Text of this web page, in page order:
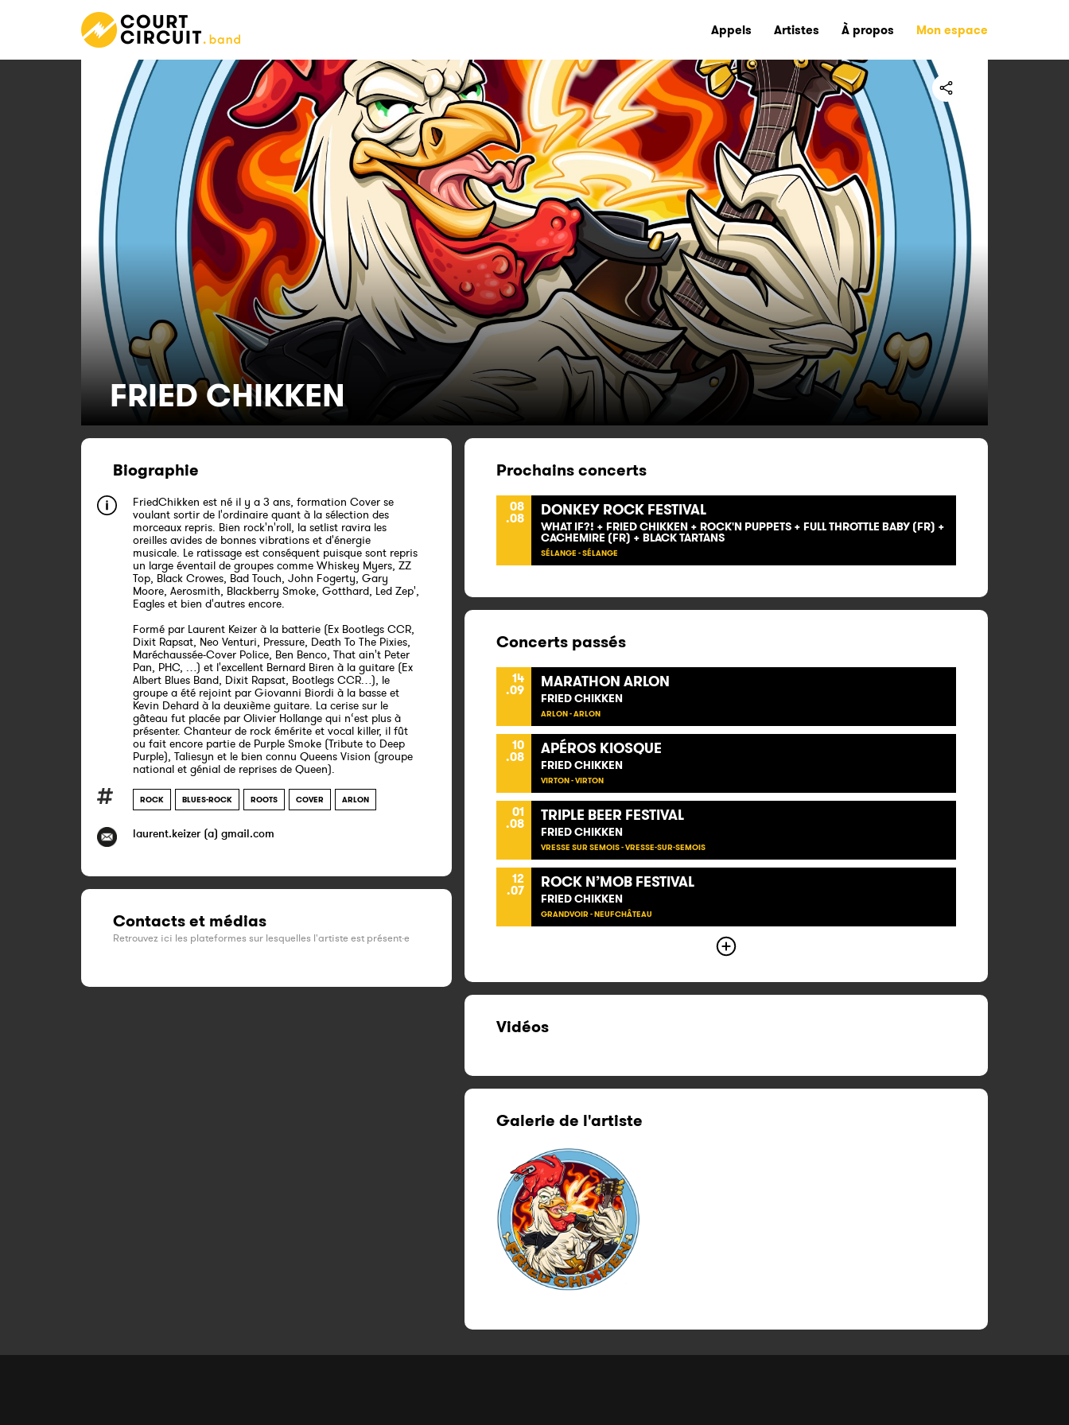
Appels Artistes À propos Mon espace
FRIED CHIKKEN
Biographie
FriedChikken est né il y a 3 ans, formation Cover se
voulant sortir de l'ordinaire quant à la sélection des
morceaux repris. Bien rock'n'roll, la setlist ravira les
oreilles avides de bonnes vibrations et d'énergie
musicale. Le ratissage est conséquent puisque sont repris
un large éventail de groupes comme Whiskey Myers, ZZ
Top, Black Crowes, Bad Touch, John Fogerty, Gary
Moore, Aerosmith, Blackberry Smoke, Gotthard, Led Zep',
Eagles et bien d'autres encore.
Formé par Laurent Keizer à la batterie (Ex Bootlegs CCR,
Dixit Rapsat, Neo Venturi, Pressure, Death To The Pixies,
Maréchaussée-Cover Police, Ben Benco, That ain't Peter
Pan, PHC, …) et l'excellent Bernard Biren à la guitare (Ex
Albert Blues Band, Dixit Rapsat, Bootlegs CCR…), le
groupe a été rejoint par Giovanni Biordi à la basse et
Kevin Dehard à la deuxième guitare. La cerise sur le
gâteau fut placée par Olivier Hollange qui n‘est plus à
présenter. Chanteur de rock émérite et vocal killer, il fût
ou fait encore partie de Purple Smoke (Tribute to Deep
Purple), Taliesyn et le bien connu Queens Vision (groupe
national et génial de reprises de Queen).
ROCK BLUES-ROCK ROOTS COVER ARLON
laurent.keizer (a) gmail.com
Contacts et médias
Retrouvez ici les plateformes sur lesquelles l'artiste est présent·e
Prochains concerts
08
.08 DONKEY ROCK FESTIVAL
WHAT IF?! + FRIED CHIKKEN + ROCK'N PUPPETS + FULL THROTTLE BABY (FR) +
CACHEMIRE (FR) + BLACK TARTANS
SÉLANGE - SÉLANGE
Concerts passés
14
.09 MARATHON ARLON
FRIED CHIKKEN
ARLON - ARLON
10
.08 APÉROS KIOSQUE
FRIED CHIKKEN
VIRTON - VIRTON
01
.08 TRIPLE BEER FESTIVAL
FRIED CHIKKEN
VRESSE SUR SEMOIS - VRESSE-SUR-SEMOIS
12
.07 ROCK N’MOB FESTIVAL
FRIED CHIKKEN
GRANDVOIR - NEUFCHÂTEAU
Vidéos
Galerie de l'artiste